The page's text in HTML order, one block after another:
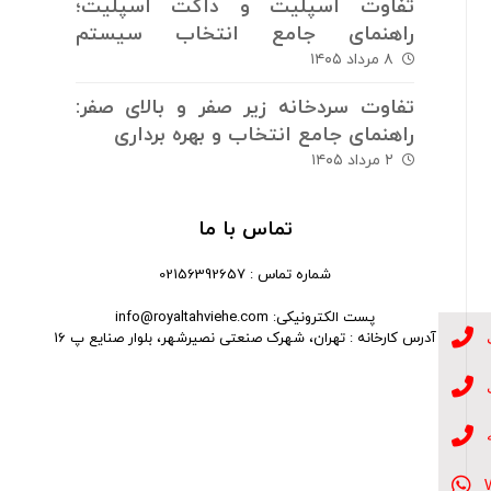
تفاوت اسپلیت و داکت اسپلیت؛
راهنمای جامع انتخاب سیستم
سرمایش و گرمایش
۸ مرداد ۱۴۰۵
تفاوت سردخانه زیر صفر و بالای صفر:
راهنمای جامع انتخاب و بهره برداری
۲ مرداد ۱۴۰۵
تماس با ما
شماره تماس : 02156392657
پست الکترونیکی: info@royaltahviehe.com
آدرس کارخانه : تهران، شهرک صنعتی نصیرشهر، بلوار صنایع پ 16